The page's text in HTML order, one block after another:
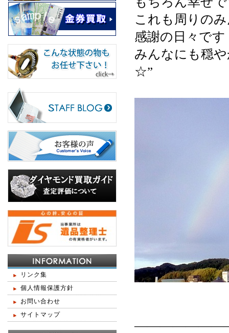
これも周りの
感謝の日々で
みんなにも穏
☆”
リンク集
個人情報保護方針
お問い合わせ
サイトマップ